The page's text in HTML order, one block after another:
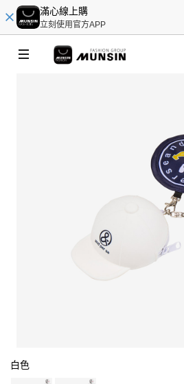
滿心線上購
立刻使用官方APP
白色